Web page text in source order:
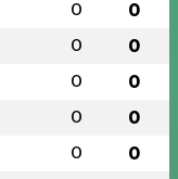
0 0
0 0
0 0
0 0
0 0